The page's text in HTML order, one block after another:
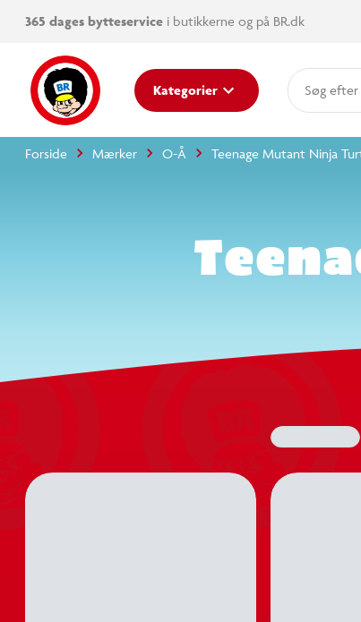
365 dages bytteservicei butikkerne og på BR.dk
Kategorier produkter
kategorier
Forside Mærker O-Å Teenage Mutant